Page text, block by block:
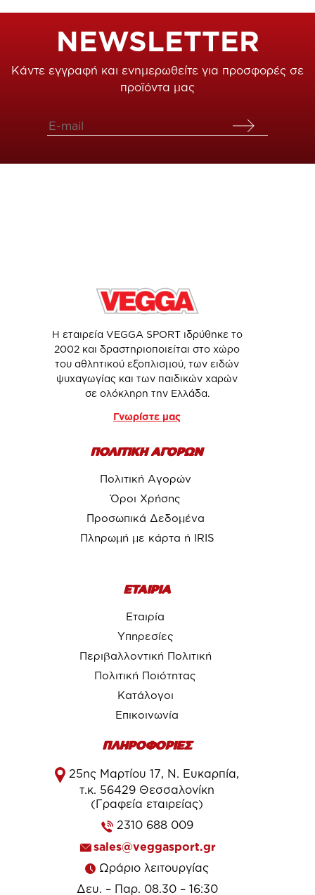
NEWSLETTER
Κάντε εγγραφή και ενημερωθείτε για προσφορές σε
προϊόντα μας
Η εταιρεία VEGGA SPORT ιδρύθηκε το
2002 και δραστηριοποιείται στο χώρο
του αθλητικού εξοπλισμού, των ειδών
ψυχαγωγίας και των παιδικών χαρών
σε ολόκληρη την Ελλάδα.
Γνωρίστε μας
ΠΟΛΙΤΙΚΗ ΑΓΟΡΩΝ
Πολιτική Αγορών
Όροι Χρήσης
Προσωπικά Δεδομένα
Πληρωμή με κάρτα ή IRIS
ΕΤΑΙΡΙΑ
Εταιρία
Υπηρεσίες
Περιβαλλοντική Πολιτική
Πολιτική Ποιότητας
Κατάλογοι
Επικοινωνία
ΠΛΗΡΟΦΟΡΙΕΣ
25ης Μαρτίου 17, Ν. Ευκαρπία,
τ.κ. 56429 Θεσσαλονίκη
(Γραφεία εταιρείας)
2310 688 009
sales@veggasport.gr
Ωράριο λειτουργίας
Δευ. – Παρ. 08.30 – 16:30